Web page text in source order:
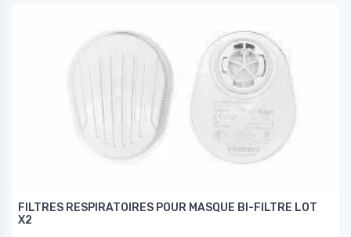
FILTRES RESPIRATOIRES POUR MASQUE BI-FILTRE LOT
X2